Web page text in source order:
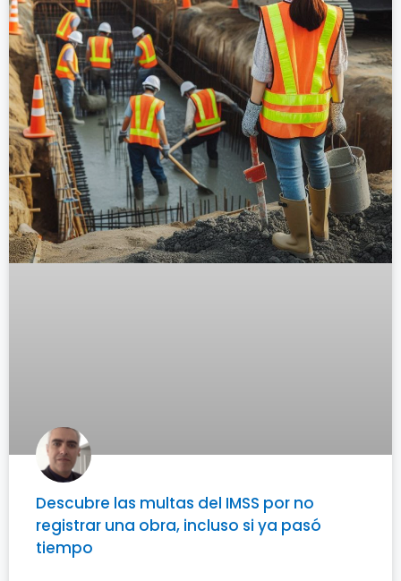
Descubre las multas del IMSS por no
registrar una obra, incluso si ya pasó
tiempo